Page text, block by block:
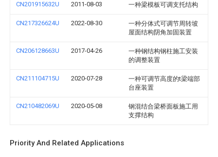
CN201915632U 2011-08-03 一种梁模板可调支托结构
CN217326624U 2022-08-30
一种分体式可调节周转坡
屋面结构阴角加固装置
CN206128663U 2017-04-26
一种钢结构钢柱施工安装
的调整装置
CN211104715U 2020-07-28
一种可调节高度的t梁端部
台座装置
CN210482069U 2020-05-08
钢混结合梁桥面板施工用
支撑结构
Priority And Related Applications